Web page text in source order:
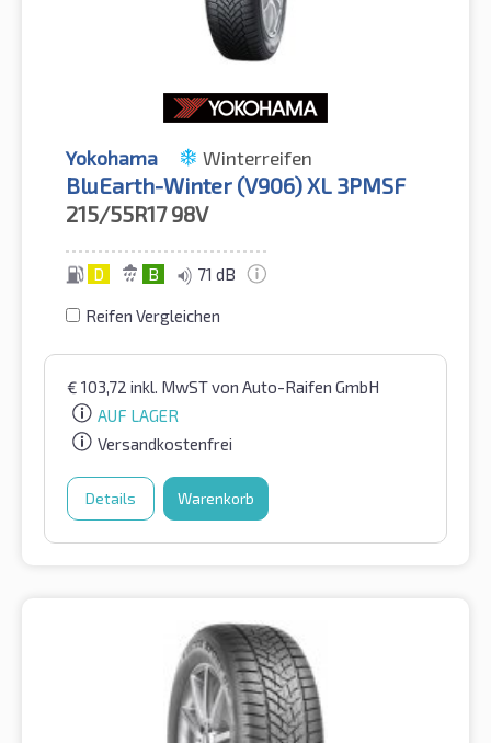
Yokohama Winterreifen
BluEarth-Winter (V906) XL 3PMSF
215/55R17 98V
D B 71 dB
Reifen Vergleichen
€ 103,72 inkl. MwSTvon Auto-Raifen GmbH
AUF LAGER
Versandkostenfrei
Details Warenkorb